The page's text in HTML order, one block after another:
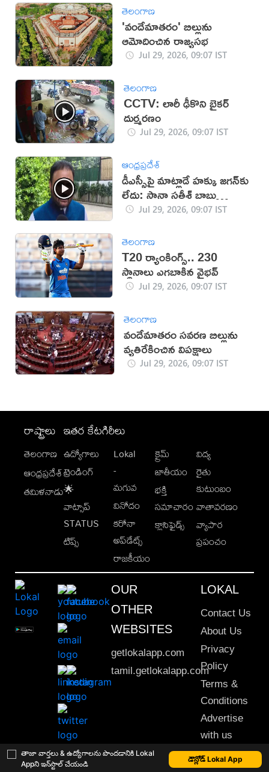
తాజా వార్తలు & ఉద్యోగాలను పొందడానికి Lokal
Appని ఇన్‌స్టాల్ చేయండి
డౌన్లోడ్ Lokal App
తెలంగాణ
'వందేమాతరం' బిల్లును
ఆమోదించిన రాజ్యసభ
Jul 29, 2026, 09:07 IST
తెలంగాణ
CCTV: లారీ ఢీకొని బైకర్
దుర్మరణం
Jul 29, 2026, 09:07 IST
ఆంధ్రప్రదేశ్
డీఎస్సీపై మాట్లాడే హక్కు జగన్‌కు
లేదు: సానా సతీశ్ బాబు
(వీడియో)
Jul 29, 2026, 09:07 IST
తెలంగాణ
T20 ర్యాంకింగ్స్‌.. 230
స్థానాలు ఎగబాకిన వైభవ్‌
Jul 29, 2026, 09:07 IST
తెలంగాణ
వందేమాతరం సవరణ బిల్లును
వ్యతిరేకించిన విపక్షాలు
Jul 29, 2026, 09:07 IST
రాష్ట్రాలు
తెలంగాణ
ఆంధ్రప్రదేశ్
తమిళనాడు
ఇతర కేటగిరీలు
ఉద్యోగాలు
ట్రెండింగ్
🌟
వాట్సాప్
STATUS
టిప్స్
Lokal
-
మగువ
వినోదం
కరోనా
అప్‌డేట్స్
రాజకీయం
క్రైమ్
జాతీయం
భక్తి
సమాచారం
క్లాసిఫైడ్స్
విద్య
రైతు
కుటుంబం
వాతావరణం
వ్యాపార
ప్రపంచం
OUR
OTHER
WEBSITES
getlokalapp.com
tamil.getlokalapp.com
LOKAL
Contact Us
About Us
Privacy
Policy
Terms &
Conditions
Advertise
with us
Sitemap
This material may not be published, transmitted, rewritten or redistributed. © 2020 Lokal App. All rights reserved.